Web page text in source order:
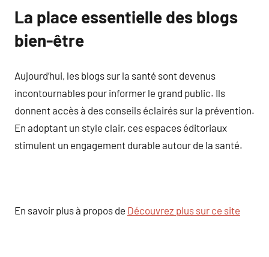
La place essentielle des blogs
bien-être
Aujourd’hui, les blogs sur la santé sont devenus
incontournables pour informer le grand public. Ils
donnent accès à des conseils éclairés sur la prévention.
En adoptant un style clair, ces espaces éditoriaux
stimulent un engagement durable autour de la santé.
En savoir plus à propos de Découvrez plus sur ce site